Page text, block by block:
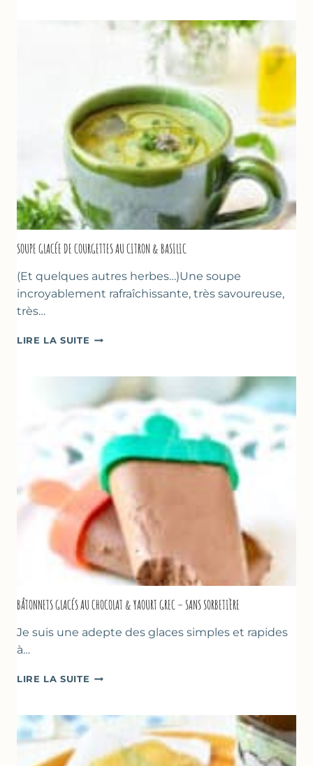
D’ORANGER
SOUPE GLACÉE DE COURGETTES AU CITRON & BASILIC
(Et quelques autres herbes…)Une soupe
incroyablement rafraîchissante, très savoureuse,
très…
LIRE LA SUITE SOUPE
COURGETTES
AU
CITRON
BASILIC
BÂTONNETS GLACÉS AU CHOCOLAT & YAOURT GREC – SANS SORBETIÈRE
Je suis une adepte des glaces simples et rapides
à…
LIRE LA SUITE BÂTONNETS
CHOCOLAT
YAOURT
GREC